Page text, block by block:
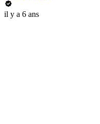
il y a 6 ans